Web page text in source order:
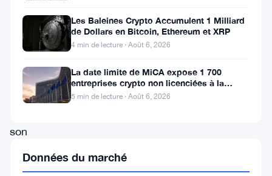
situation
alors
que
Nigeria
son
sur
Les Baleines Crypto Accumulent 1 Milliard
de Dollars en Bitcoin, Ethereum et XRP
4 min de lecture · Août 6, 2026
La date limite de MiCA expose 1 700
entreprises crypto non licenciées à la
fraude par usurpation
5 min de lecture · Août 6, 2026
Données du marché